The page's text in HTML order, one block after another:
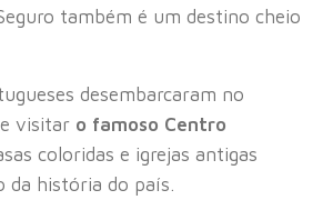
também é um destino cheio
desembarcaram no
visitar o famoso Centro
coloridas e igrejas antigas
da história do país.